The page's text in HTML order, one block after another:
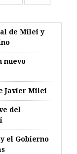
de Milei y
nuevo
Javier Milei
del
el Gobierno